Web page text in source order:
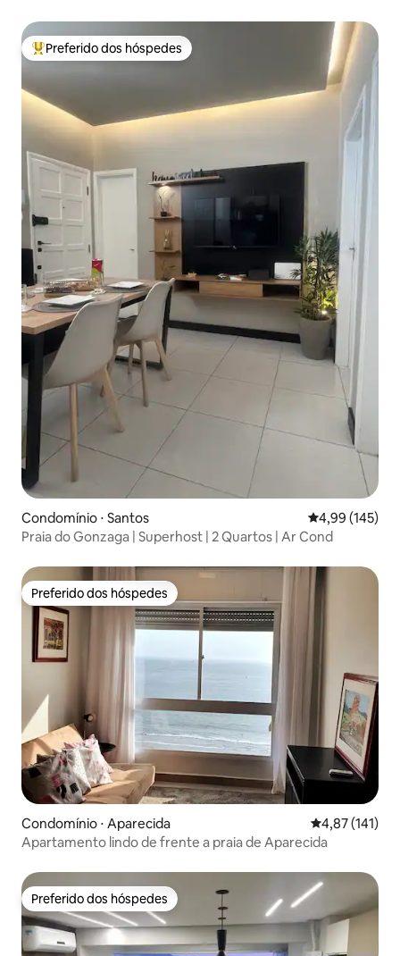
Entre os melhores preferidos dos hóspedes
Preferido dos hóspedes
Condomínio ⋅ Santos 4,99 de uma
4,99 (145)
Praia do Gonzaga | Superhost | 2 Quartos | Ar Cond
Preferido dos hóspedes
Preferido dos hóspedes
Condomínio ⋅ Aparecida 4,87 de uma
4,87 (141)
Apartamento lindo de frente a praia de Aparecida
Preferido dos hóspedes
Preferido dos hóspedes